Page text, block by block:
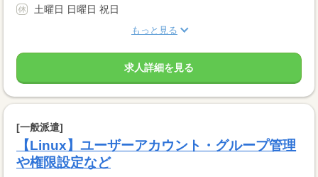
土曜日 日曜日 祝日
もっと見る
求人詳細を見る
[一般派遣]
【Linux】ユーザーアカウント・グループ管理
や権限設定など